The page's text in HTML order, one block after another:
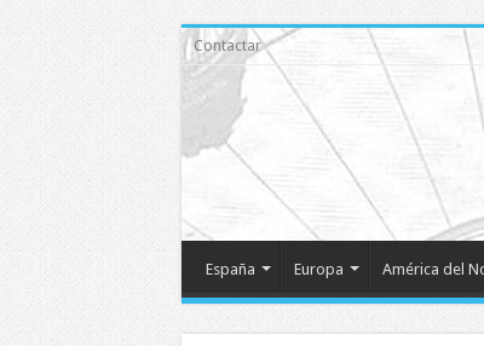
Contactar
España Europa América del